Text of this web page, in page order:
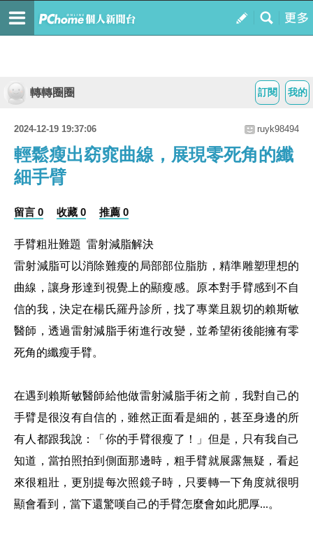
我的
訂閱
轉轉圈圈
2024-12-19 19:37:06 ruyk98494
輕鬆瘦出窈窕曲線，展現零死角的纖
細手臂
留言 0 收藏 0 推薦 0
手臂粗壯難題 雷射減脂解決
雷射減脂可以消除難瘦的局部部位脂肪，精準雕塑理想的
曲線，讓身形達到視覺上的顯瘦感。原本對手臂感到不自
信的我，決定在楊氏羅丹診所，找了專業且親切的賴斯敏
醫師，透過雷射減脂手術進行改變，並希望術後能擁有零
死角的纖瘦手臂。
在遇到賴斯敏醫師給他做雷射減脂手術之前，我對自己的
手臂是很沒有自信的，雖然正面看是細的，甚至身邊的所
有人都跟我說：「你的手臂很瘦了！」但是，只有我自己
知道，當拍照拍到側面那邊時，粗手臂就展露無疑，看起
來很粗壯，更別提每次照鏡子時，只要轉一下角度就很明
顯會看到，當下還驚嘆自己的手臂怎麼會如此肥厚...。